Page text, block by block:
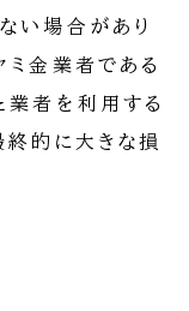
い場合があり
ミ金業者である
業者を利用する
終的に大きな損